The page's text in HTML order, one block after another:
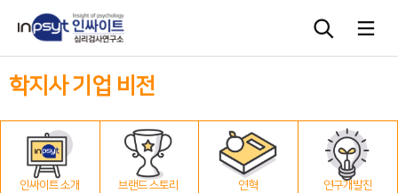
심리검사
상담도구
학지사 기업 비전
인싸이트 소개 브랜드 스토리 연혁 연구개발진